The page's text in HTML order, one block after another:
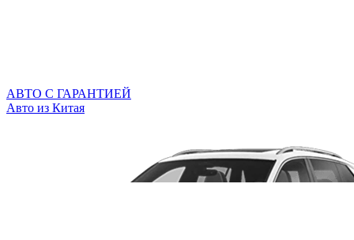
АВТО С ГАРАНТИЕЙ
Авто из Китая